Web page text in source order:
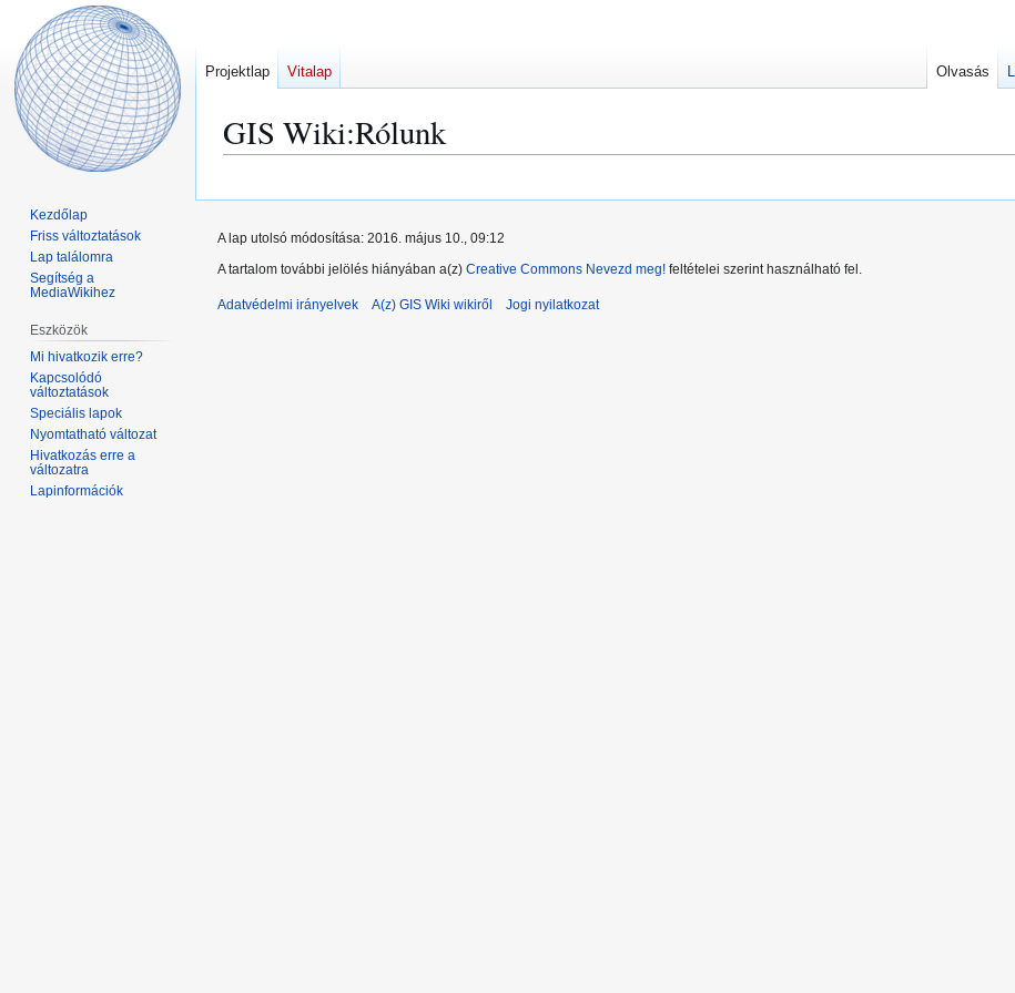
GIS Wiki:Rólunk
navigációhoz
kereséshez
Projektlap Vitalap Olvasás
Kezdőlap
Friss változtatások
Lap találomra
Segítség a
MediaWikihez
Eszközök
Mi hivatkozik erre?
Kapcsolódó
változtatások
Speciális lapok
Nyomtatható változat
Hivatkozás erre a
változatra
Lapinformációk
A lap utolsó módosítása: 2016. május 10., 09:12
A tartalom további jelölés hiányában a(z) Creative Commons Nevezd meg! feltételei szerint használható fel.
Adatvédelmi irányelvek A(z) GIS Wiki wikiről Jogi nyilatkozat